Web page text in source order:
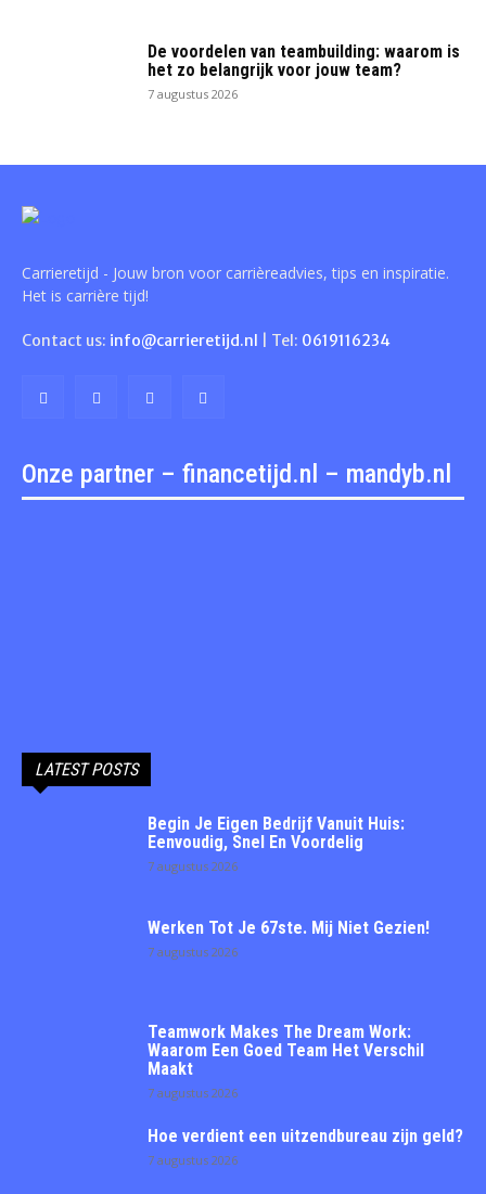
De voordelen van teambuilding: waarom is
het zo belangrijk voor jouw team?
7 augustus 2026
Carrieretijd - Jouw bron voor carrièreadvies, tips en inspiratie.
Het is carrière tijd!
Contact us: info@carrieretijd.nl | Tel: 0619116234
Onze partner – financetijd.nl – mandyb.nl
LATEST POSTS
Begin Je Eigen Bedrijf Vanuit Huis:
Eenvoudig, Snel En Voordelig
7 augustus 2026
Werken Tot Je 67ste. Mij Niet Gezien!
7 augustus 2026
Teamwork Makes The Dream Work:
Waarom Een Goed Team Het Verschil
Maakt
7 augustus 2026
Hoe verdient een uitzendbureau zijn geld?
7 augustus 2026